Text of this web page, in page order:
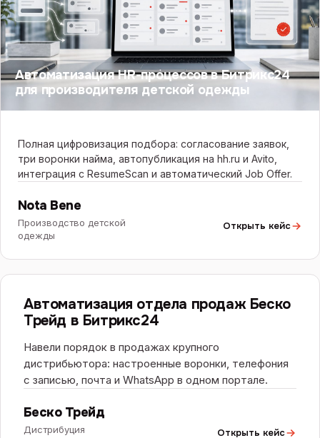
Автоматизация HR-процессов в Битрикс24
для производителя детской одежды
Полная цифровизация подбора: согласование заявок,
три воронки найма, автопубликация на hh.ru и Avito,
интеграция с ResumeScan и автоматический Job Offer.
Nota Bene
Производство детской
одежды
Открыть кейс
БИТРИКС24
Автоматизация отдела продаж Беско
Трейд в Битрикс24
Навели порядок в продажах крупного
дистрибьютора: настроенные воронки, телефония
с записью, почта и WhatsApp в одном портале.
Беско Трейд
Дистрибуция
Открыть кейс